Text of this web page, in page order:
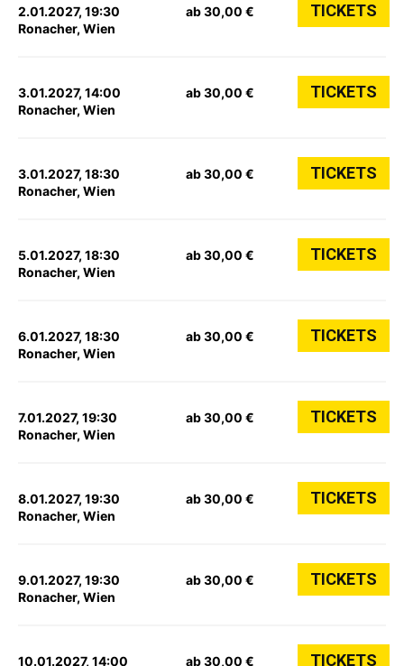
2.01.2027, 19:30
Ronacher, Wien
ab 30,00 € TICKETS
3.01.2027, 14:00
Ronacher, Wien
ab 30,00 € TICKETS
3.01.2027, 18:30
Ronacher, Wien
ab 30,00 € TICKETS
5.01.2027, 18:30
Ronacher, Wien
ab 30,00 € TICKETS
6.01.2027, 18:30
Ronacher, Wien
ab 30,00 € TICKETS
7.01.2027, 19:30
Ronacher, Wien
ab 30,00 € TICKETS
8.01.2027, 19:30
Ronacher, Wien
ab 30,00 € TICKETS
9.01.2027, 19:30
Ronacher, Wien
ab 30,00 € TICKETS
10.01.2027, 14:00
ab 30,00 € TICKETS